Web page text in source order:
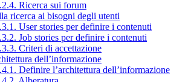
Ricerca sui forum
ricerca ai bisogni degli utenti
User stories per definire i contenuti
Job stories per definire i contenuti
Criteri di accettazione
dell’informazione
Definire l’architettura dell’informazione